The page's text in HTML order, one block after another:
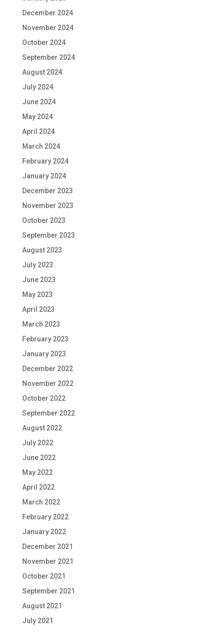
December 2024
November 2024
October 2024
September 2024
August 2024
July 2024
June 2024
May 2024
April 2024
March 2024
February 2024
January 2024
December 2023
November 2023
October 2023
September 2023
August 2023
July 2023
June 2023
May 2023
April 2023
March 2023
February 2023
January 2023
December 2022
November 2022
October 2022
September 2022
August 2022
July 2022
June 2022
May 2022
April 2022
March 2022
February 2022
January 2022
December 2021
November 2021
October 2021
September 2021
August 2021
July 2021